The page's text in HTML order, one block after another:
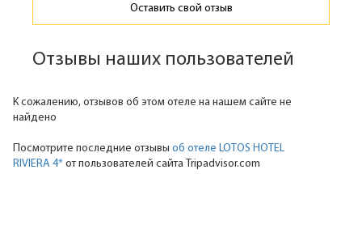
Оставить свой отзыв
Отзывы наших пользователей
К сожалению, отзывов об этом отеле на нашем сайте не
найдено
Посмотрите последние отзывы об отеле LOTOS HOTEL
RIVIERA 4* от пользователей сайта Tripadvisor.com